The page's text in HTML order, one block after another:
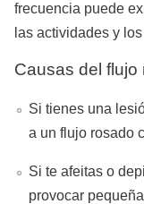
frecuencia puede
las actividades y
Causas del flujo
Si tienes una
a un flujo rosado
Si te afeitas o
provocar